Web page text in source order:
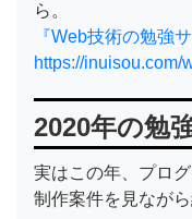
ら。
『Web技術の勉強
https://inuisou.com/
2020年の勉
実はこの年、プロ
制作案件を見なが